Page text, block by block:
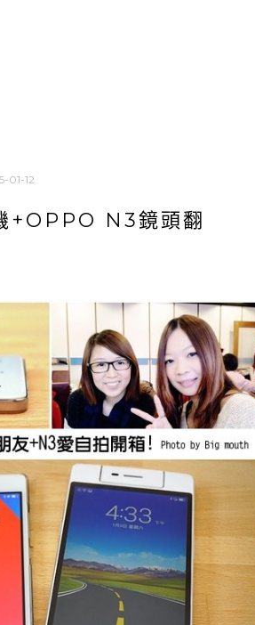
01-12
+OPPO N3鏡頭翻